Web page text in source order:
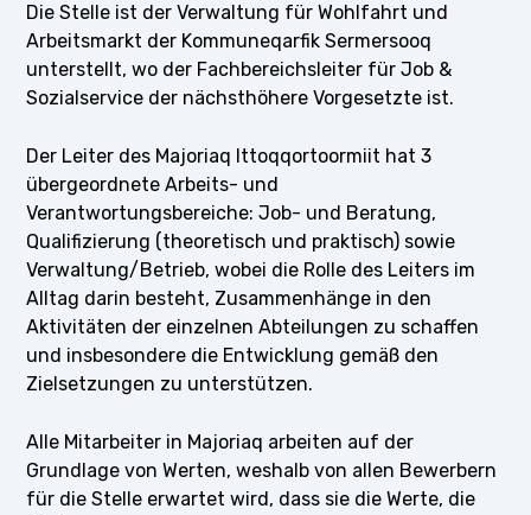
Die Stelle ist der Verwaltung für Wohlfahrt und
Arbeitsmarkt der Kommuneqarfik Sermersooq
unterstellt, wo der Fachbereichsleiter für Job &
Sozialservice der nächsthöhere Vorgesetzte ist.
Der Leiter des Majoriaq Ittoqqortoormiit hat 3
übergeordnete Arbeits- und
Verantwortungsbereiche: Job- und Beratung,
Qualifizierung (theoretisch und praktisch) sowie
Verwaltung/Betrieb, wobei die Rolle des Leiters im
Alltag darin besteht, Zusammenhänge in den
Aktivitäten der einzelnen Abteilungen zu schaffen
und insbesondere die Entwicklung gemäß den
Zielsetzungen zu unterstützen.
Alle Mitarbeiter in Majoriaq arbeiten auf der
Grundlage von Werten, weshalb von allen Bewerbern
für die Stelle erwartet wird, dass sie die Werte, die